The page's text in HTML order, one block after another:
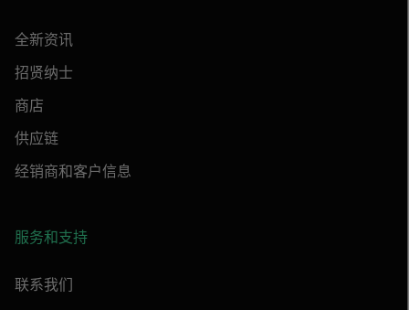
全新资讯
招贤纳士
商店
供应链
经销商和客户信息
服务和支持
联系我们